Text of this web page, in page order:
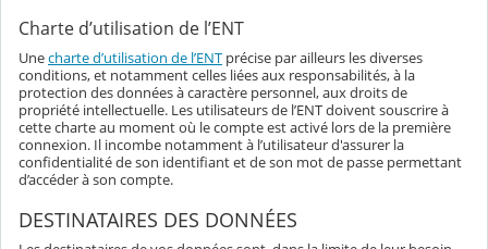
Charte d’utilisation de l’ENT
Unecharte d’utilisation de l’ENT précise par ailleurs les diverses
conditions, et notamment celles liées aux responsabilités, à la
protection des données à caractère personnel, aux droits de
propriété intellectuelle. Les utilisateurs de l’ENT doivent souscrire à
cette charte au moment où le compte est activé lors de la première
connexion. Il incombe notamment à l’utilisateur d'assurer la
confidentialité de son identifiant et de son mot de passe permettant
d’accéder à son compte.
DESTINATAIRES DES DONNÉES